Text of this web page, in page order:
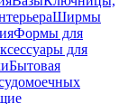
Ширмы
Формы для
для
Бытовая